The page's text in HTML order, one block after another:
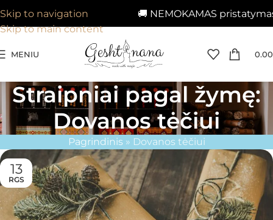
🚚 NEMOKAMAS
Skip to navigation
Skip to main content
MENIU 0.00
Straipniai pagal žymę:
Dovanos tėčiui
Pagrindinis» Dovanos tėčiui
13
RGS